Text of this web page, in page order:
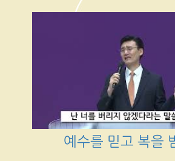
예수를 믿고 복을